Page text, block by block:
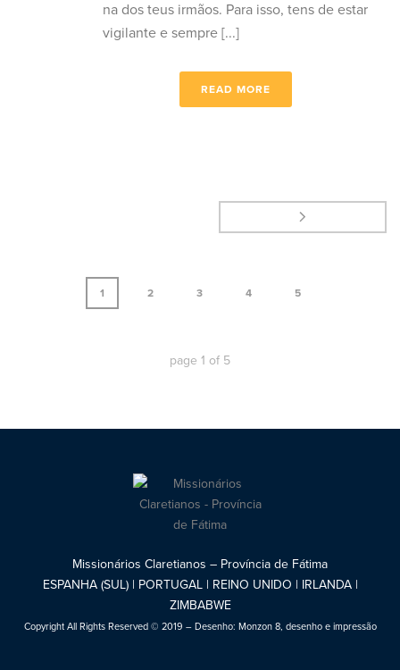
na dos teus irmãos. Para isso, tens de estar
vigilante e sempre [...]
READ MORE
1 2 3 4 5
page 1 of 5
Missionários Claretianos – Província de Fátima
ESPANHA (SUL) | PORTUGAL | REINO UNIDO | IRLANDA |
ZIMBABWE
Copyright All Rights Reserved © 2019 – Desenho: Monzon 8, desenho e impressão